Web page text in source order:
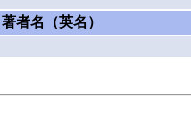
著者名（英名）